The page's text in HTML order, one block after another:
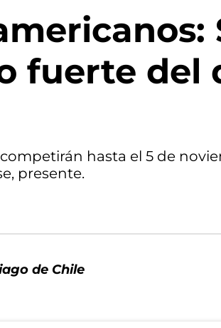
fuerte del
hasta el 5 de
presente.
de Chile